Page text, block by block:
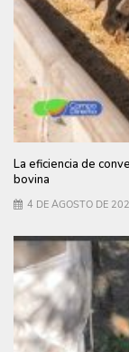
La eficiencia de
bovina
4 DE AGOSTO DE